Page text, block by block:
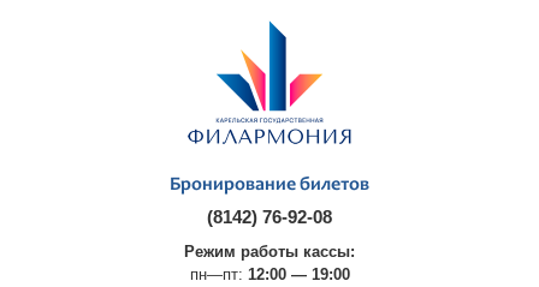
Бронирование билетов
(8142) 76-92-08
Режим работы кассы:
пн—пт: 12:00 — 19:00